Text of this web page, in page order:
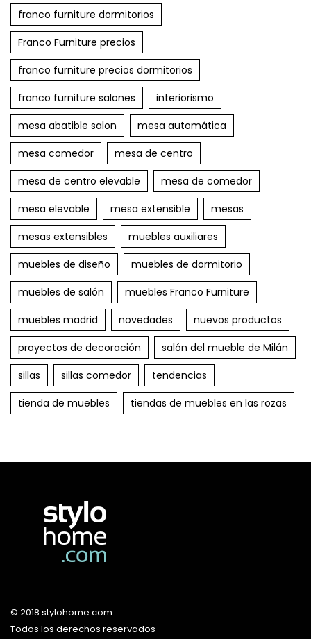
franco furniture dormitorios
Franco Furniture precios
franco furniture precios dormitorios
franco furniture salones
interiorismo
mesa abatible salon
mesa automática
mesa comedor
mesa de centro
mesa de centro elevable
mesa de comedor
mesa elevable
mesa extensible
mesas
mesas extensibles
muebles auxiliares
muebles de diseño
muebles de dormitorio
muebles de salón
muebles Franco Furniture
muebles madrid
novedades
nuevos productos
proyectos de decoración
salón del mueble de Milán
sillas
sillas comedor
tendencias
tienda de muebles
tiendas de muebles en las rozas
© 2018 stylohome.com
Todos los derechos reservados